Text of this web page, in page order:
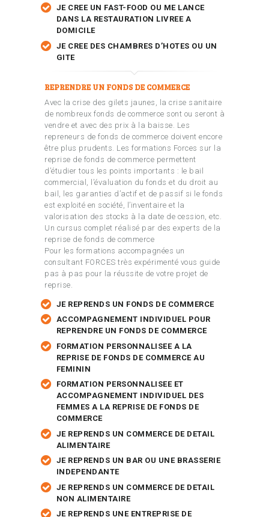
JE CREE UN FAST-FOOD OU ME LANCE
DANS LA RESTAURATION LIVREE A
DOMICILE
JE CREE DES CHAMBRES D’HOTES OU UN
GITE
REPRENDRE UN FONDS DE COMMERCE
Avec la crise des gilets jaunes, la crise sanitaire
de nombreux fonds de commerce sont ou seront à
vendre et avec des prix à la baisse. Les
repreneurs de fonds de commerce doivent encore
être plus prudents. Les formations Forces sur la
reprise de fonds de commerce permettent
d’étudier tous les points importants : le bail
commercial, l’évaluation du fonds et du droit au
bail, les garanties d’actif et de passif si le fonds
est exploité en société, l’inventaire et la
valorisation des stocks à la date de cession, etc.
Un cursus complet réalisé par des experts de la
reprise de fonds de commerce
Pour les formations accompagnées un
consultant FORCES très expérimenté vous guide
pas à pas pour la réussite de votre projet de
reprise.
JE REPRENDS UN FONDS DE COMMERCE
ACCOMPAGNEMENT INDIVIDUEL POUR
REPRENDRE UN FONDS DE COMMERCE
FORMATION PERSONNALISEE A LA
REPRISE DE FONDS DE COMMERCE AU
FEMININ
FORMATION PERSONNALISEE ET
ACCOMPAGNEMENT INDIVIDUEL DES
FEMMES A LA REPRISE DE FONDS DE
COMMERCE
JE REPRENDS UN COMMERCE DE DETAIL
ALIMENTAIRE
JE REPRENDS UN BAR OU UNE BRASSERIE
INDEPENDANTE
JE REPRENDS UN COMMERCE DE DETAIL
NON ALIMENTAIRE
JE REPRENDS UNE ENTREPRISE DE